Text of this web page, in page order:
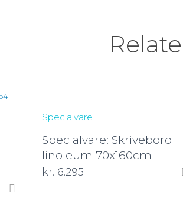
Specialvare
Specialvare: Skrivebord i
linoleum 70x160cm
kr. 6.295